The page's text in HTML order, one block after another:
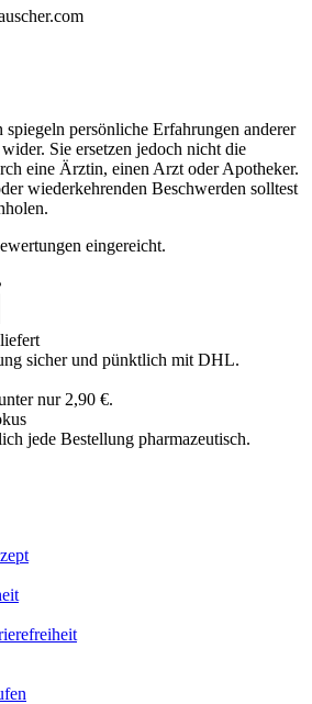
persönliche Erfahrungen anderer
Sie ersetzen jedoch nicht die
eine Ärztin, einen Arzt oder Apotheker.
wiederkehrenden Beschwerden solltest
eingereicht.
sicher und pünktlich mit DHL.
nur 2,90 €.
jede Bestellung pharmazeutisch.